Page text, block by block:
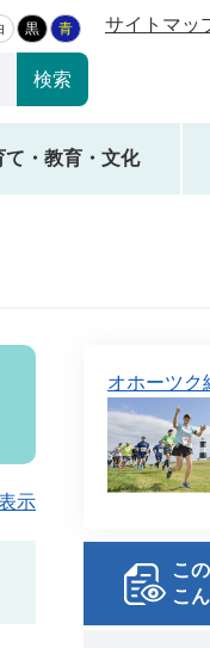
黒 青 サイトマッ
て・教育・文化
示
オホーツク
こ
こ